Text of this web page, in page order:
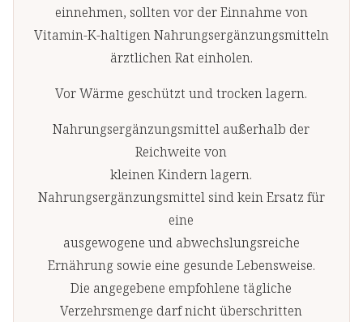
einnehmen, sollten vor der Einnahme von
Vitamin-K-haltigen Nahrungsergänzungsmitteln
ärztlichen Rat einholen.
Vor Wärme geschützt und trocken lagern.
Nahrungsergänzungsmittel außerhalb der
Reichweite von
kleinen Kindern lagern.
Nahrungsergänzungsmittel sind kein Ersatz für
eine
ausgewogene und abwechslungsreiche
Ernährung sowie eine gesunde Lebensweise.
Die angegebene empfohlene tägliche
Verzehrsmenge darf nicht überschritten